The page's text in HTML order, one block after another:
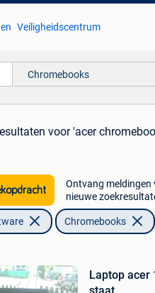
Veiligheidscentrum
Chromebooks
voor 'acer
Ontvang meldingen
nieuwe
Chromebooks
Laptop acer